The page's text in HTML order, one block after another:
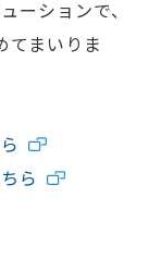
ーションで、
てまいりま
ら